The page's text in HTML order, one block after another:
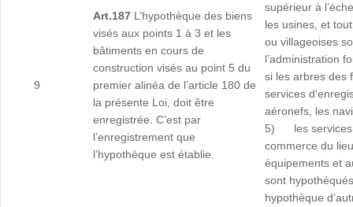
9
Art.187 L’hypothèque des biens
visés aux points 1 à 3 et les
bâtiments en cours de
construction visés au point 5 du
premier alinéa de l’article 180 de
la présente Loi, doit être
enregistrée. C’est par
l’enregistrement que
l’hypothèque est établie.
supérieur à
les usines, et
ou villageoises
l’administration
si les arbres
services
aéronefs, les
5) les services
commerce du
équipements et
sont
hypothèque